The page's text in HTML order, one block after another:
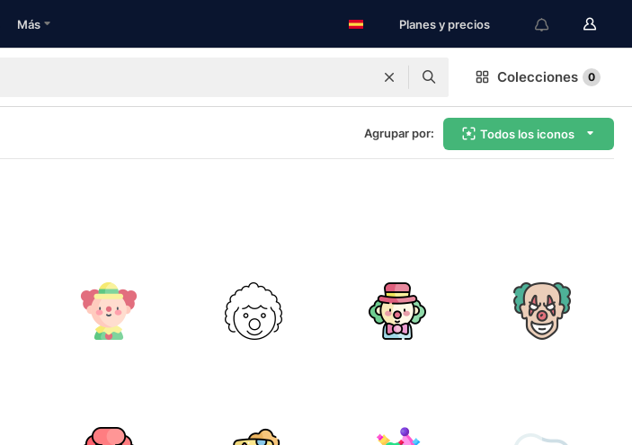
Más Planes y precios
Colecciones 0
Agrupar por: Todos los iconos